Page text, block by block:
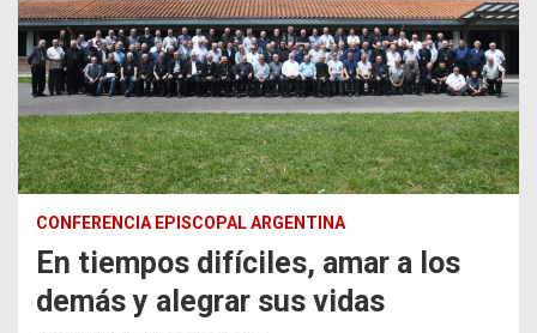
CONFERENCIA EPISCOPAL ARGENTINA
En tiempos difíciles, amar a los
demás y alegrar sus vidas